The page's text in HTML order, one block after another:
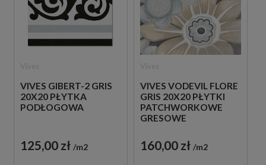
VIVES GIBERT-2 GRIS
20X20 PŁYTKA
PODŁOGOWA
125,00 zł m2
VIVES VODEVIL FLORE
GRIS 20X20 PŁYTKI
PATCHWORKOWE
GRESOWE
160,00 zł m2